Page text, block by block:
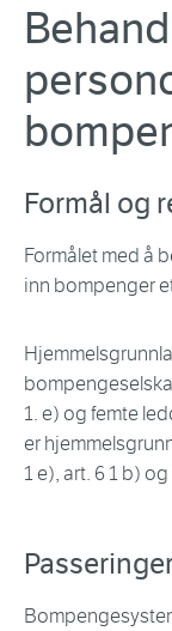
Formål og
Formålet med å
inn bompenger
1. e) og femte
er
1 e), art. 6 1 b)